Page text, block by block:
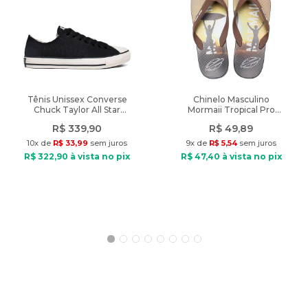
Nome do produto: Caneleira Unissex Penalty Matis X Azul
Indicado: Esportivo
Material: Polipropileno e EVA
Tecnologia: Shield Sys
Tênis Unissex Converse
Chuck Taylor All Star
R$ 339,90
10x de R$ 33,99 sem juros
R$ 322,90 à vista no pix
Chinelo Masculino
Mormaii Tropical Pro
R$ 49,89
9x de R$ 5,54 sem juros
R$ 47,40 à vista no pix